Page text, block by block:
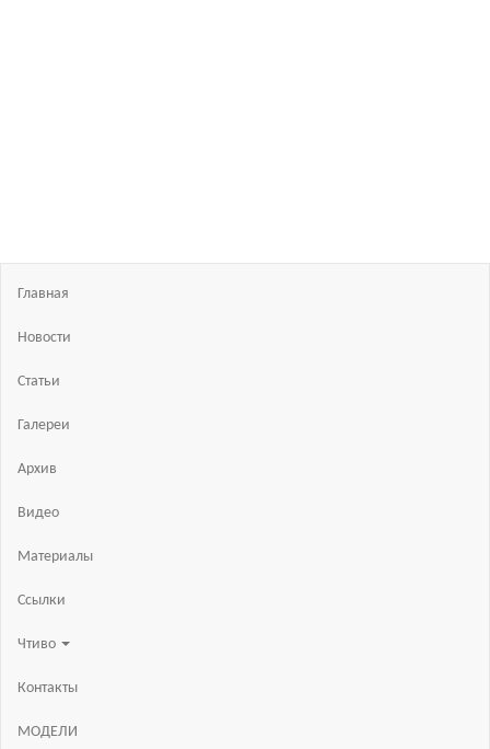
Главная
Новости
Статьи
Галереи
Архив
Видео
Материалы
Ссылки
Чтиво
Контакты
МОДЕЛИ